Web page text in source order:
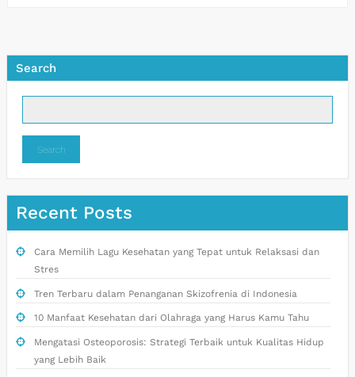
Search
Search
Recent Posts
Cara Memilih Lagu Kesehatan yang Tepat untuk Relaksasi dan
Stres
Tren Terbaru dalam Penanganan Skizofrenia di Indonesia
10 Manfaat Kesehatan dari Olahraga yang Harus Kamu Tahu
Mengatasi Osteoporosis: Strategi Terbaik untuk Kualitas Hidup
yang Lebih Baik